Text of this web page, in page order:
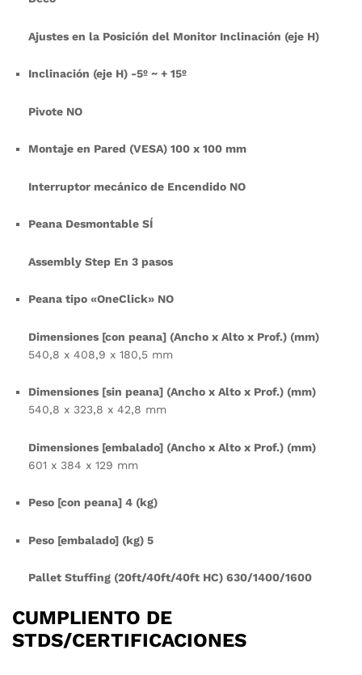
Ajustes en la Posición del Monitor Inclinación (eje H)
Inclinación (eje H) -5º ~ + 15º
Pivote NO
Montaje en Pared (VESA) 100 x 100 mm
Interruptor mecánico de Encendido NO
Peana Desmontable SÍ
Assembly Step En 3 pasos
Peana tipo «OneClick» NO
Dimensiones [con peana] (Ancho x Alto x Prof.) (mm)
540,8 x 408,9 x 180,5 mm
Dimensiones [sin peana] (Ancho x Alto x Prof.) (mm)
540,8 x 323,8 x 42,8 mm
Dimensiones [embalado] (Ancho x Alto x Prof.) (mm)
601 x 384 x 129 mm
Peso [con peana] 4 (kg)
Peso [embalado] (kg) 5
Pallet Stuffing (20ft/40ft/40ft HC) 630/1400/1600
CUMPLIENTO DE
STDS/CERTIFICACIONES